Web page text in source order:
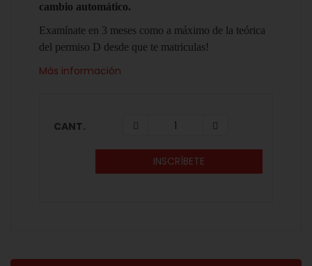
cambio automático.
Examínate en 3 meses como a máximo de la teórica
del permiso D desde que te matriculas!
Más información
CANT.
INSCRÍBETE